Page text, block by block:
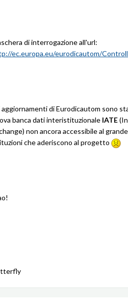
di interrogazione all'url:
ec.europa.eu/eurodicautom/
aggiornamenti di Eurodicautom sono
banca dati interistituzionale IATE
non ancora accessibile al
che aderiscono al progetto